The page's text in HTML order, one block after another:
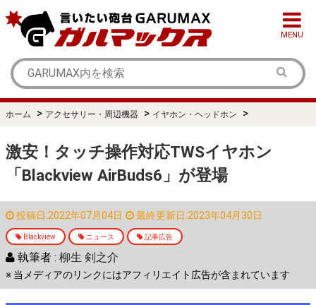
MENU
ホーム > アクセサリー・周辺機器 > イヤホン・ヘッドホン >
激安！タッチ操作対応TWSイヤホン
「Blackview AirBuds6」が登場
投稿日:2022年07月04日 最終更新日:2023年04月30日
Blackview ニュース 記事広告
執筆者 : 柳生 剣之介
※ 当メディアのリンクにはアフィリエイト広告が含まれています